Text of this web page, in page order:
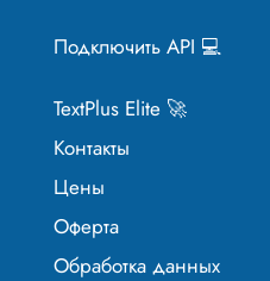
Подключить API 💻
TextPlus Elite 🚀
Контакты
Цены
Оферта
Обработка данных